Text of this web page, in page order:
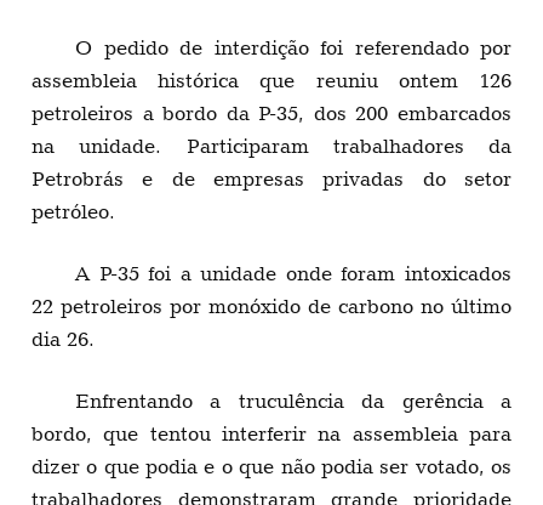
O pedido de interdição foi referendado por
assembleia histórica que reuniu ontem 126
petroleiros a bordo da P-35, dos 200 embarcados
na unidade. Participaram trabalhadores da
Petrobrás e de empresas privadas do setor
petróleo.
A P-35 foi a unidade onde foram intoxicados
22 petroleiros por monóxido de carbono no último
dia 26.
Enfrentando a truculência da gerência a
bordo, que tentou interferir na assembleia para
dizer o que podia e o que não podia ser votado, os
trabalhadores demonstraram grande prioridade